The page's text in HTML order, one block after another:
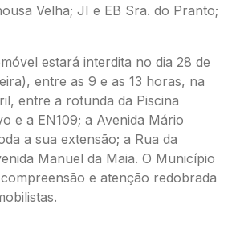
Velha; JI e EB Sra. do Pranto;
estará interdita no dia 28 de
entre as 9 e as 13 horas, na
entre a rotunda da Piscina
e a EN109; a Avenida Mário
a sua extensão; a Rua da
Manuel da Maia. O Município
e atenção redobrada